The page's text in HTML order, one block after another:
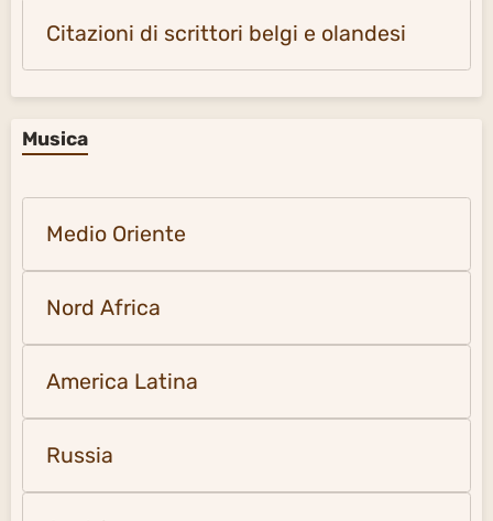
Citazioni di scrittori belgi e olandesi
Musica
Medio Oriente
Nord Africa
America Latina
Russia